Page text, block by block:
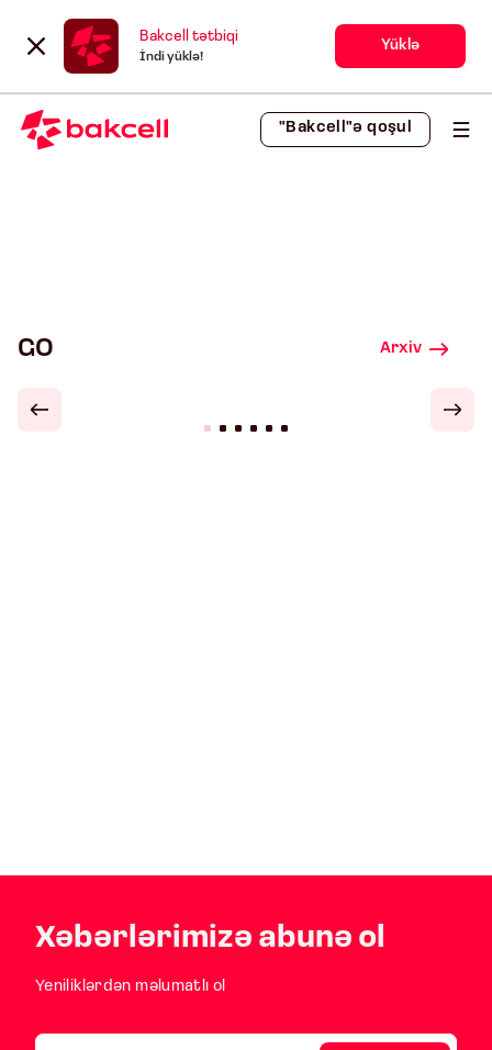
Bakcell tətbiqi
İndi yüklə!
Yüklə
"Bakcell"ə qoşul
GO Arxiv
Xəbərlərimizə abunə ol
Yeniliklərdən məlumatlı ol